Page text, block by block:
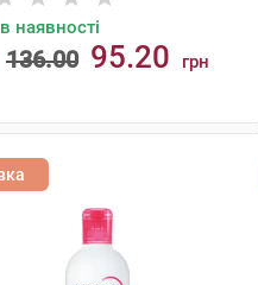
наявності
136.00 95.20 грн